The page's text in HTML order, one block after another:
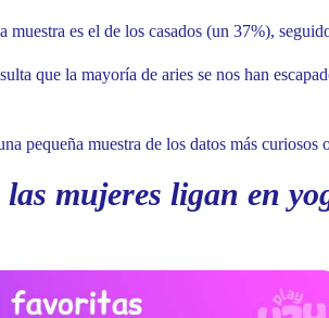
muestra es el de los casados (un 37%),
que la mayoría de aries se nos han
pequeña muestra de los datos más
mujeres ligan en